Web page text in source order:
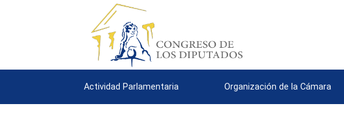
Actividad Parlamentaria Organización de la Cámara